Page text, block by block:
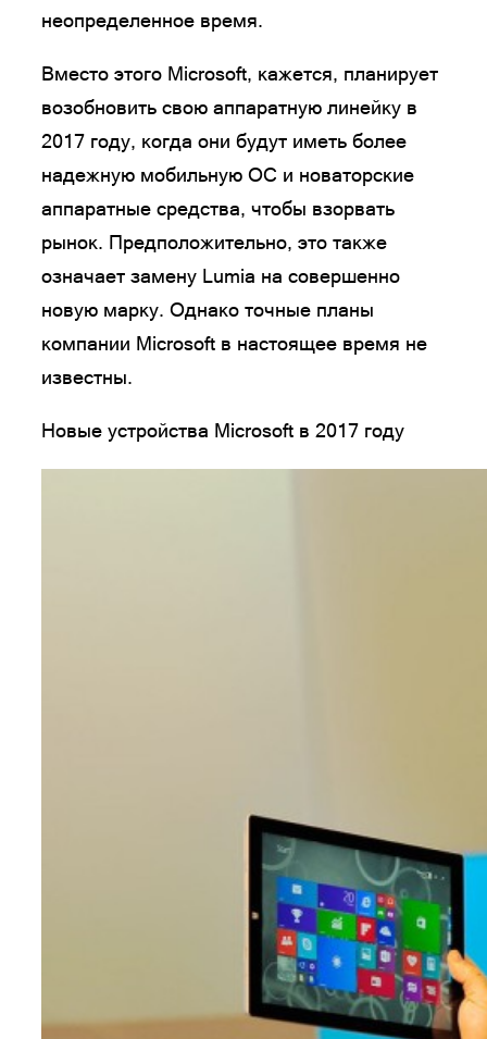
неопределенное время.
Вместо этого Microsoft, кажется, планирует
возобновить свою аппаратную линейку в
2017 году, когда они будут иметь более
надежную мобильную ОС и новаторские
аппаратные средства, чтобы взорвать
рынок. Предположительно, это также
означает замену Lumia на совершенно
новую марку. Однако точные планы
компании Microsoft в настоящее время не
известны.
Новые устройства Microsoft в 2017 году